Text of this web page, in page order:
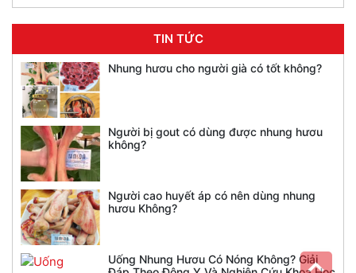
TIN TỨC
Nhung hươu cho người già có tốt không?
Người bị gout có dùng được nhung hươu
không?
Người cao huyết áp có nên dùng nhung
hươu Không?
Uống Nhung Hươu Có Nóng Không? Giải